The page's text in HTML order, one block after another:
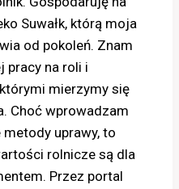
Suwałk, którą moja
od pokoleń. Znam
pracy na roli i
mierzymy się
Choć wprowadzam
uprawy, to
rolnicze są dla
Przez portal